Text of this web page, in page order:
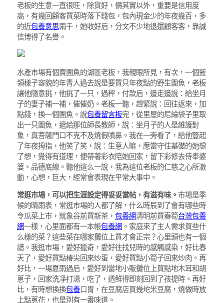
老板的生意一直很旺，除貨好，價其實以外，重要是信用度
高，有幾回顧客買菜時落下錢包，包內現金少的年夜幾百，多
的近包養意思兩千，她收好后，分文不少地退還顧客客，靠誠
信博得了名譽。
水產市場有個賣團魚的湖區老板，我親眼所見，有次，一個藍
領樣子容貌的年青人過去說是要買只年夜點的野生團魚，老板
讓他隨意挑，他挑了一只，過秤，付款后，邊走邊說：給坐月
子的妻子補一補，催催奶。老板一聽，趕緊說：回往返來，加
點錢，換一個團魚。說包養留言板完，從里屋的尼綸袋子里取
出一只團魚，遞給那位師長教師，說：坐月子的人是維護對
象，真菩薩門口不克不及燒假噴鼻。我在一旁看了，給他豎起
了年夜拇指，他笑了笑，說：生意人嘛，應當守住基礎的她想
了想，覺得有道理，便帶著彩衣陪她回家，留下彩修去侍奉婆
婆。品德底線。聽他這么一說，我為這位老板的仁慈之心所激
動，心想，巨大，經常會表現在平常大事中。
常逛市場，可以把生涯設定得妥妥當帖，有滋有味。 市場是季
候的晴雨表，常逛市場的人都了解，什么時辰到了會有哪些時
令瓜菜上市，就象谷前買新茶， 包養網清明前買春筍台灣包養
網一樣，心里面都有一本帳包養網 。家庭來了主人需求買些什
么樣的菜？這些菜在哪家攤位上買才會正宗？心里頭也有一個
譜。我逛市場，愛好獵奇，愛好往找兒時的感觸感染，好比春
天了，愛好買點椿尖回來炒蛋，愛好買點小筍子回來炒肉。再
好比，一場夏雨過后，愛好到當地小販攤位上買點地木耳和胡
蔥子，回家洗凈打湯，吃了，透鮮得即刻回到了孩提時。再好
比，有時想換換包養口胃，在豆腐店買幾坨米豆腐，燒做時放
上點蔥花，也是別有一番味道。